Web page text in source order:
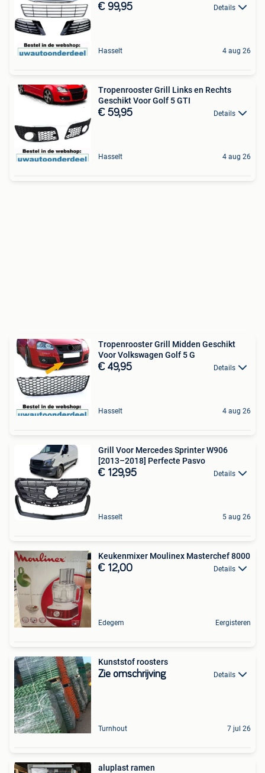
€ 99,95 Details
Hasselt 4 aug 26
Tropenrooster Grill Links en Rechts
Geschikt Voor Golf 5 GTI
€ 59,95 Details
Hasselt 4 aug 26
Tropenrooster Grill Midden Geschikt
Voor Volkswagen Golf 5 G
€ 49,95 Details
Hasselt 4 aug 26
Grill Voor Mercedes Sprinter W906
[2013–2018] Perfecte Pasvo
€ 129,95 Details
Hasselt 5 aug 26
Keukenmixer Moulinex Masterchef 8000
€ 12,00 Details
Edegem Eergisteren
Kunststof roosters
Zie omschrijving Details
Turnhout 7 jul 26
aluplast ramen